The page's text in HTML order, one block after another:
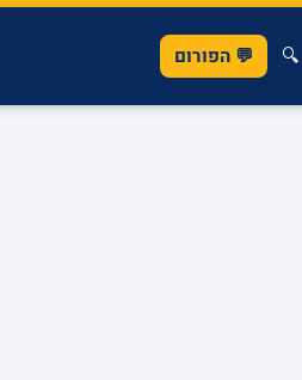
🔍 💬 הפורום